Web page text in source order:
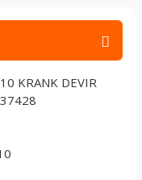
KRANK DEVIR